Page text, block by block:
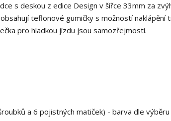
s deskou z edice Design v šířce 33mm za
teflonové gumičky s možností
pro hladkou jízdu jsou samozřejmostí.
a 6 pojistných matiček) - barva dle výběru